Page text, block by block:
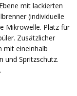
mit lackierten
(individuelle
Mikrowelle. Platz für
Zusätzlicher
mit eineinhalb
und Spritzschutz.